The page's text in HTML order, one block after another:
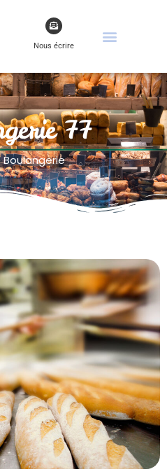
Nous écrire
77
Boulangerie